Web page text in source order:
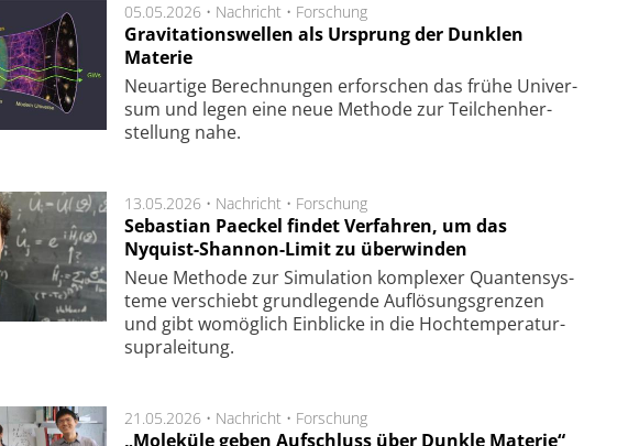
05.05.2026 • Nachricht • Forschung
Gravitationswellen als Ursprung der Dunklen
Materie
Neu­artige Be­rech­nung­en er­for­schen das frü­he Uni­ver­
sum und legen eine neue Me­tho­de zur Teil­chen­her­
stel­lung nahe.
13.05.2026 • Nachricht • Forschung
Sebastian Paeckel findet Verfahren, um das
Nyquist-Shannon-Limit zu überwinden
Neue Methode zur Simu­la­tion kom­ple­xer Quan­ten­sys­
te­me ver­schiebt grund­le­gen­de Auf­lösungs­gren­zen
und gibt wo­mög­lich Ein­blicke in die Hoch­tempe­ra­tur­
supra­lei­tung.
21.05.2026 • Nachricht • Forschung
„Moleküle geben Aufschluss über Dunkle Materie“